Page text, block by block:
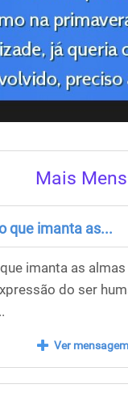
Mais
que imanta as...
imanta as
do ser
Ver